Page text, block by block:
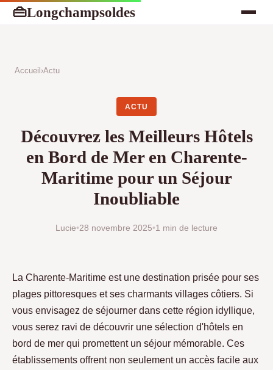
👜Longchampsoldes
Accueil ›Actu
ACTU
Découvrez les Meilleurs Hôtels
en Bord de Mer en Charente-
Maritime pour un Séjour
Inoubliable
Lucie•28 novembre 2025•1 min de lecture
La Charente-Maritime est une destination prisée pour ses
plages pittoresques et ses charmants villages côtiers. Si
vous envisagez de séjourner dans cette région idyllique,
vous serez ravi de découvrir une sélection d'hôtels en
bord de mer qui promettent un séjour mémorable. Ces
établissements offrent non seulement un accès facile aux